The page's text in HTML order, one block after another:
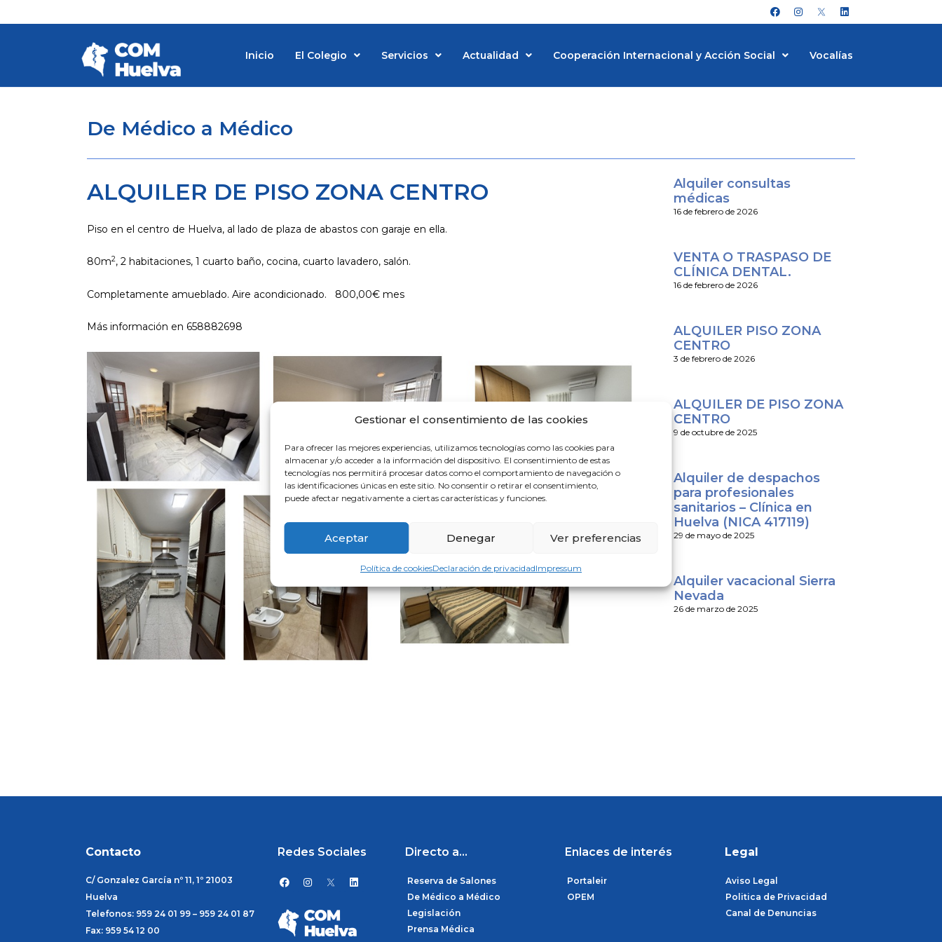
Gestionar el consentimiento de las cookies
Para ofrecer las mejores experiencias, utilizamos tecnologías como las cookies para
almacenar y/o acceder a la información del dispositivo. El consentimiento de estas
tecnologías nos permitirá procesar datos como el comportamiento de navegación o
las identificaciones únicas en este sitio. No consentir o retirar el consentimiento,
puede afectar negativamente a ciertas características y funciones.
Aceptar Denegar Ver preferencias
Política de cookiesDeclaración de privacidadImpressum
al
F
a
c
o
I
n
s
m
L
i
n
d
Inicio El Colegio Servicios Actualidad Cooperación Internacional y Acción Social Vocalías
De Médico a Médico
ALQUILER DE PISO ZONA CENTRO
Piso en el centro de Huelva, al lado de plaza de abastos con garaje en ella.
80m2, 2 habitaciones, 1 cuarto baño, cocina, cuarto lavadero, salón.
Completamente amueblado. Aire acondicionado. 800,00€ mes
Más información en 658882698
Alquiler consultas
médicas
16 de febrero de 2026
VENTA O TRASPASO DE
CLÍNICA DENTAL.
16 de febrero de 2026
ALQUILER PISO ZONA
CENTRO
3 de febrero de 2026
ALQUILER DE PISO ZONA
CENTRO
9 de octubre de 2025
Alquiler de despachos
para profesionales
sanitarios – Clínica en
Huelva (NICA 417119)
29 de mayo de 2025
Alquiler vacacional Sierra
Nevada
26 de marzo de 2025
Contacto
C/ Gonzalez García nº 11, 1º 21003
Huelva
Telefonos: 959 24 01 99 – 959 24 01 87
Fax: 959 54 12 00
Redes Sociales
F
a
e
b
o
I
n
a
g
r
L
i
d
i
Directo a...
Reserva de Salones
De Médico a Médico
Legislación
Prensa Médica
Enlaces de interés
Portaleir
OPEM
Legal
Aviso Legal
Politica de Privacidad
Canal de Denuncias